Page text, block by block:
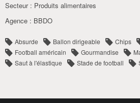
Secteur : Produits alimentaires
Agence : BBDO
Absurde Ballon dirigeable Chips
Football américain
Gourmandise
Saut à l'élastique
Stade de football